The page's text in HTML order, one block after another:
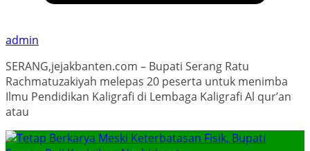
admin
SERANG,jejakbanten.com – Bupati Serang Ratu
Rachmatuzakiyah melepas 20 peserta untuk menimba
Ilmu Pendidikan Kaligrafi di Lembaga Kaligrafi Al qur’an
atau